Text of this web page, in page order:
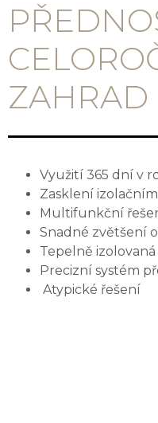
ZAHRAD
Využití 365 dní v
Zasklení
Multifunkční
Snadné zvětšení
Tepelně
Precizní systém
Atypické řešení